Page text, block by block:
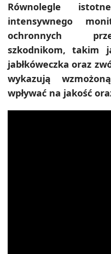
Równolegle
intensywnego
ochronnych
szkodnikom, takim
jabłkóweczka oraz
wykazują
wpływać na jakość